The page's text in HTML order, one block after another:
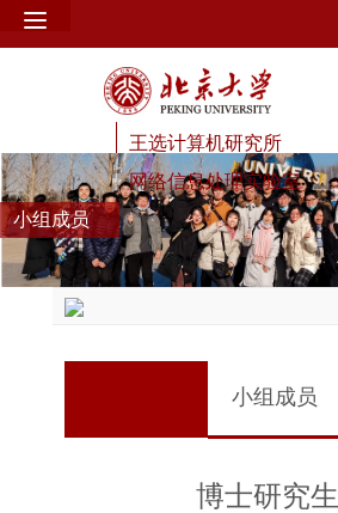
王选计算机研究所
网络信息处理实验室
小组成员
小组成员
博士研究生